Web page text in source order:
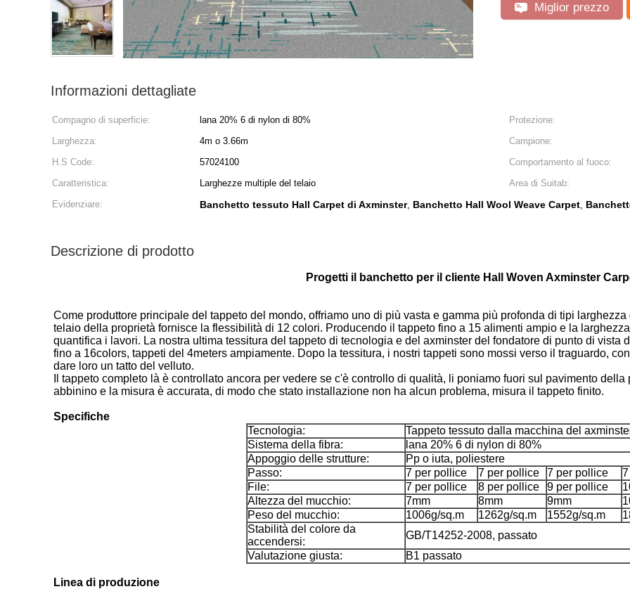
Miglior prezzo
Informazioni dettagliate
Compagno di superficie: lana 20% 6 di nylon di 80% Protezione:
Larghezza:
4m o 3.66m Campione:
H.S Code:
57024100 Comportamento al fuoco:
Caratteristica:
Larghezze multiple del telaio Area di Suitab:
Evidenziare:
Banchetto tessuto Hall Carpet di Axminster, Banchetto Hall Wool Weave Carpet,
Descrizione di prodotto
Progetti il banchetto per il cliente Hall Woven Axminster
Come produttore principale del tappeto del mondo, offriamo uno di più vasta e gamma più profonda di tipi
telaio della proprietà fornisce la flessibilità di 12 colori. Producendo il tappeto fino a 15 alimenti ampio e la
quantifica i lavori. La nostra ultima tessitura del tappeto di tecnologia e del axminster del fondatore di punto di vista
fino a 16colors, tappeti del 4meters ampiamente. Dopo la tessitura, i nostri tappeti sono mossi verso il traguardo,
dare loro un tatto del velluto.
Il tappeto completo là è controllato ancora per vedere se c'è controllo di qualità, li poniamo fuori sul pavimento
abbinino e la misura è accurata, di modo che stato installazione non ha alcun problema, misura il tappeto finito.
Specifiche
Tecnologia:
Tappeto tessuto dalla macchina del
Sistema della fibra:
lana 20% 6 di nylon di 80%
Appoggio delle strutture:
Pp o iuta, poliestere
Passo:
7 per pollice 7 per pollice 7 per pollice
File:
7 per pollice 8 per pollice 9 per pollice
Altezza del mucchio:
7mm 8mm 9mm
Peso del mucchio:
1006g/sq.m 1262g/sq.m 1552g/sq.m
Stabilità del colore da
accendersi:
GB/T14252-2008, passato
Valutazione giusta:
B1 passato
Linea di produzione